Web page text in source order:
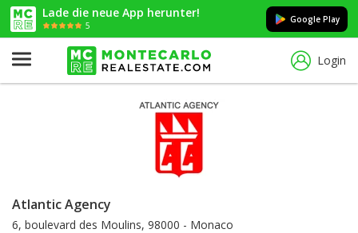
Lade die neue App herunter!
5
Google Play
Login
Atlantic Agency
6, boulevard des Moulins, 98000 - Monaco